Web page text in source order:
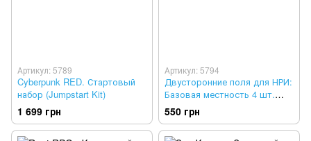
Артикул: 5789
Cyberpunk RED. Стартовый
набор (Jumpstart Kit)
1 699 грн
Артикул: 5794
Двусторонние поля для НРИ:
Базовая местность 4 шт.
(Двосторонні поля для НРІ:
Базова місцевість)
550 грн